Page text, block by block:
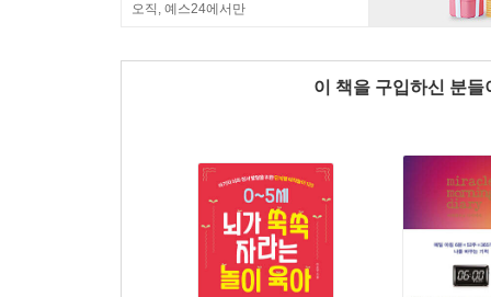
오직, 예스24에서만
이 책을 구입하신 분